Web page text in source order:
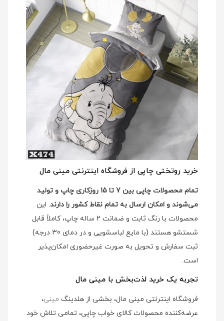
خرید روتختی چاپی از فروشگاه اینترنتی مینی مال
تمام محصولات چاپی بین 7 تا 15 روزکاری چاپ و تولید
می‌شوند و امکان ارسال به تمام نقاط کشور را دارند. این
محصولات با رنگ ثابت و ضمانت 2 ساله چاپ، کاملاً قابل
شستشو هستند (با مایع لباسشویی و در دمای 30 درجه)
ثبت سفارش و تحویل به صورت غیرحضوری امکان‌پذیر
است.
تجربه یک خرید لذت‌بخش با مینی مال
فروشگاه اینترنتی مینی مال، بخشی از هلدینگ مینی،
عرضه‌کننده محصولات کالای خواب چاپی، تمامی تلاش خود